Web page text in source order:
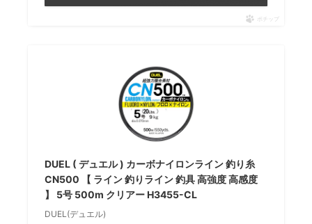
ポチップ
DUEL ( デュエル ) カーボナイロンライン 釣り糸
CN500 【 ライン 釣りライン 釣具 高強度 高感度
】 5号 500m クリアー H3455-CL
DUEL(デュエル)